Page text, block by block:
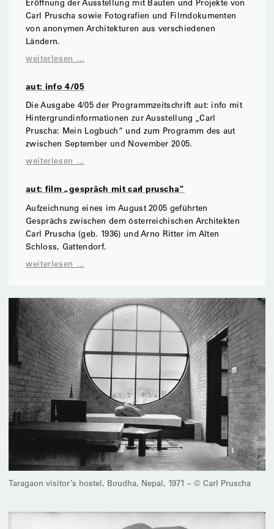
Carl Pruscha sowie Fotografien und Filmdokumenten
von anonymen Architekturen aus verschiedenen
Ländern.
weiterlesen …
aut: info 4/05
Die Ausgabe 4/05 der Programmzeitschrift aut: info mit
Hintergrundinformationen zur Ausstellung „Carl
Pruscha: Mein Logbuch“ und zum Programm des aut
zwischen September und November 2005.
weiterlesen …
aut: film „gespräch mit carl pruscha“
Aufzeichnung eines im August 2005 geführten
Gesprächs zwischen dem österreichischen Architekten
Carl Pruscha (geb. 1936) und Arno Ritter im Alten
Schloss, Gattendorf.
weiterlesen …
Taragaon visitor’s hostel, Boudha, Nepal, 1971 – © Carl Pruscha